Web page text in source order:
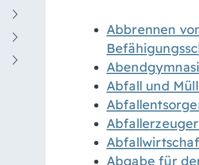
Abbrennen
Abfall und
Abgabe für